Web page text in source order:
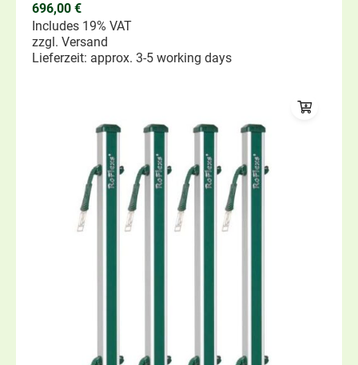
696,00 €
Includes 19% VAT
zzgl. Versand
Lieferzeit: approx. 3-5 working days